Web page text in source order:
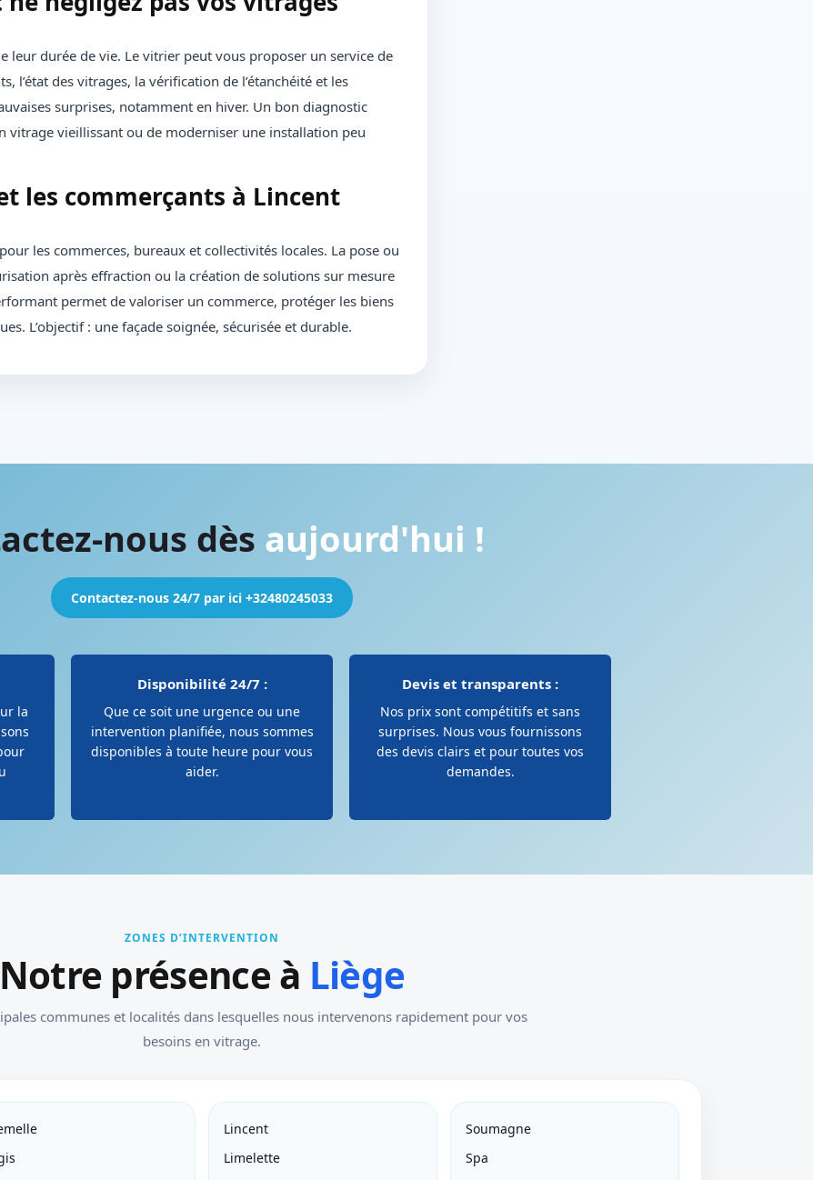
leur durée de vie. Le vitrier peut vous proposer un service de
l’état des vitrages, la vérification de l’étanchéité et les
surprises, notamment en hiver. Un bon diagnostic
vitrage vieillissant ou de moderniser une installation peu
les commerçants à Lincent
les commerces, bureaux et collectivités locales. La pose ou
après effraction ou la création de solutions sur mesure
permet de valoriser un commerce, protéger les biens
L’objectif : une façade soignée, sécurisée et durable.
nous dès aujourd'hui !
Contactez-nous 24/7 par ici +32480245033
la
Disponibilité 24/7 :
Que ce soit une urgence ou une
intervention planifiée, nous sommes
disponibles à toute heure pour vous
aider.
Devis et transparents :
Nos prix sont compétitifs et sans
surprises. Nous vous fournissons
des devis clairs et pour toutes vos
demandes.
ZONES D’INTERVENTION
Notre présence à Liège
communes et localités dans lesquelles nous intervenons rapidement pour vos
besoins en vitrage.
Lincent
Limelette
Soumagne
Spa